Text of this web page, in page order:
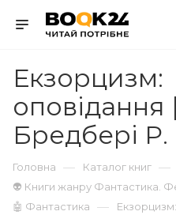
Екзорцизм:
оповідання |
Бредбері Р.
Головна — Каталог книг —
👽 Книги жанру Фантастика.
🤖 Фантастика —